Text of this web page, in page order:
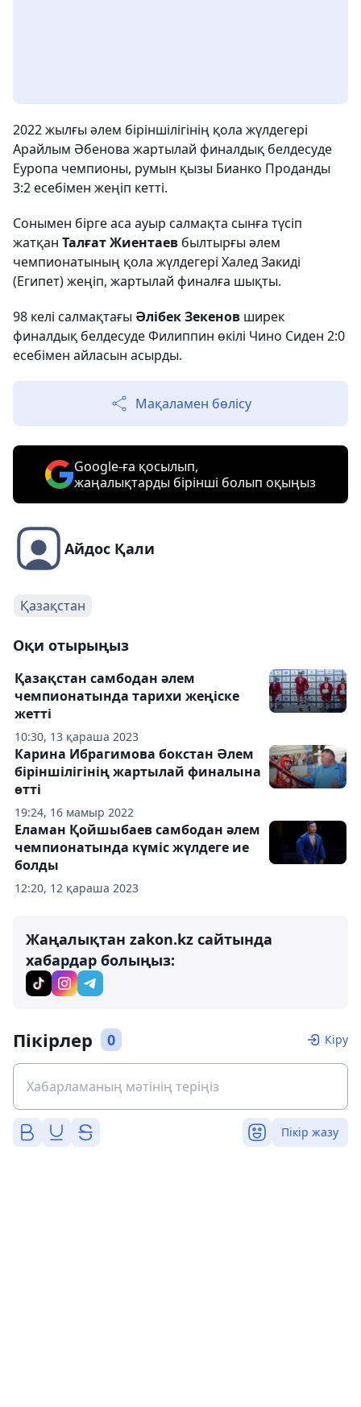
2022 жылғы әлем біріншілігінің қола жүлдегері
Арайлым Әбенова жартылай финалдық белдесуде
Еуропа чемпионы, румын қызы Бианко Проданды
3:2 есебімен жеңіп кетті.
Сонымен бірге аса ауыр салмақта сынға түсіп
жатқан Талғат Жиентаев былтырғы әлем
чемпионатының қола жүлдегері Халед Закиді
(Египет) жеңіп, жартылай финалға шықты.
98 келі салмақтағы Әлібек Зекенов ширек
финалдық белдесуде Филиппин өкілі Чино Сиден 2:0
есебімен айласын асырды.
Мақаламен бөлісу
Google-ға қосылып,
жаңалықтарды бірінші болып оқыңыз
Айдос Қали
Қазақстан
Оқи отырыңыз
10:30, 13 қараша 2023
Қазақстан самбодан әлем
чемпионатында тарихи жеңіске
жетті
19:24, 16 мамыр 2022
Карина Ибрагимова бокстан Әлем
біріншілігінің жартылай финалына
өтті
12:20, 12 қараша 2023
Еламан Қойшыбаев самбодан әлем
чемпионатында күміс жүлдеге ие
болды
Жаңалықтан zakon.kz сайтында
хабардар болыңыз:
Пікірлер 0 Кіру
Пікір жазу